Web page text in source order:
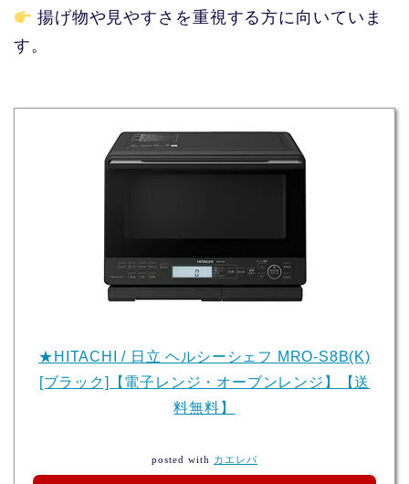
揚げ物や見やすさを重視する方に向いていま
す。
★HITACHI / 日立 ヘルシーシェフ MRO-S8B(K)
[ブラック]【電子レンジ・オーブンレンジ】【送
料無料】
posted with カエレバ